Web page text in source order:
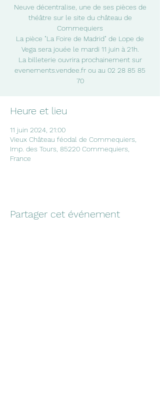
Neuve décentralise, une de ses pièces de
théâtre sur le site du château de
Commequiers
La pièce "La Foire de Madrid" de Lope de
Vega sera jouée le mardi 11 juin à 21h.
La billeterie ouvrira prochainement sur
evenements.vendee.fr ou au 02 28 85 85
70
Heure et lieu
11 juin 2024, 21:00
Vieux Château féodal de Commequiers,
Imp. des Tours, 85220 Commequiers,
France
Partager cet événement